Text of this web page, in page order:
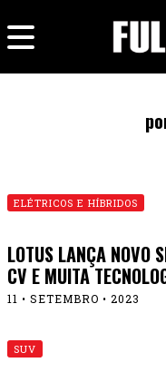
ELÉTRICOS E HÍBRIDOS
LOTUS LANÇA NOVO
CV E MUITA
11 • SETEMBRO • 2023
SUV